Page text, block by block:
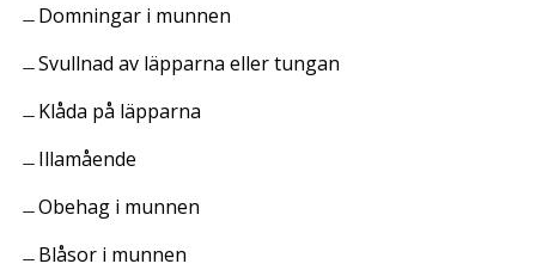
Domningar i munnen
Svullnad av läpparna eller tungan
Klåda på läpparna
Illamående
Obehag i munnen
Blåsor i munnen